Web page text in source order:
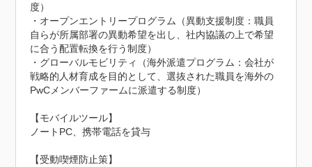
度）
・オープンエントリープログラム（異動支援制度：職員
自らが所属部署の異動希望を出し、社内協議の上で希望
に合う配置転換を行う制度）
・グローバルモビリティ（海外派遣プログラム：会社が
戦略的人材育成を目的として、選抜された職員を海外の
PwCメンバーファームに派遣する制度）
【モバイルツール】
ノートPC、携帯電話を貸与
【受動喫煙防止策】